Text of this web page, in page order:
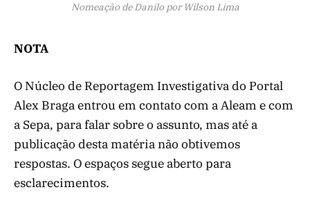
Nomeação de Danilo por Wilson Lima
NOTA
O Núcleo de Reportagem Investigativa do Portal
Alex Braga entrou em contato com a Aleam e com
a Sepa, para falar sobre o assunto, mas até a
publicação desta matéria não obtivemos
respostas. O espaços segue aberto para
esclarecimentos.